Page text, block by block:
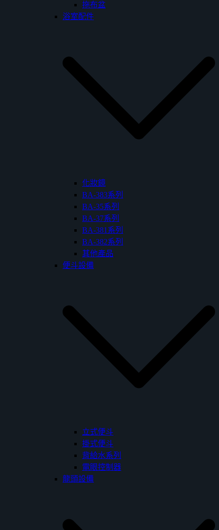
拖布盆
浴室配件
化妝鏡
BA-383系列
BA-35系列
BA-37系列
BA-381系列
BA-382系列
其他產品
便斗設備
立式便斗
掛式便斗
背給水系列
電眼控制器
龍頭設備